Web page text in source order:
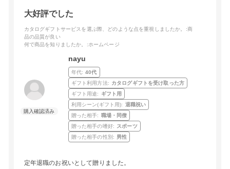
大好評でした
カタログギフトサービスを選ぶ際、どのような点を重視しましたか。
:商
品の品質が良い
何で商品を知りましたか。
:ホームページ
nayu
年代: 40代
ギフト利用方法: カタログギフトを受け取った方
ギフト用途:
ギフト用
利用シーン(ギフト用): 退職祝い
贈った相手: 職場・同僚
贈った相手の嗜好: スポーツ
贈った相手の性別: 男性
定年退職のお祝いとして贈りました。